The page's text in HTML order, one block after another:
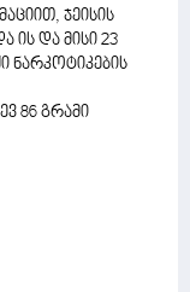
ჯეისის
ის და მისი 23
ნარკოტიკების
86 გრამი